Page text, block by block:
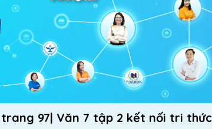
97| Văn 7 tập 2 kết nối tri thức